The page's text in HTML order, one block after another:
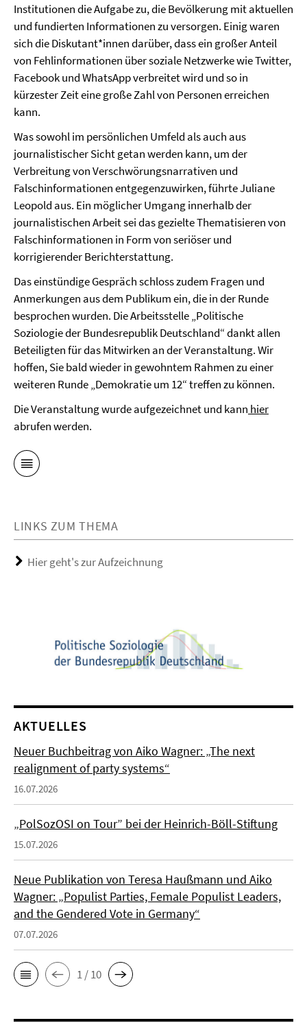
Institutionen die Aufgabe zu, die Bevölkerung mit aktuellen
und fundierten Informationen zu versorgen. Einig waren
sich die Diskutant*innen darüber, dass ein großer Anteil
von Fehlinformationen über soziale Netzwerke wie Twitter,
Facebook und WhatsApp verbreitet wird und so in
kürzester Zeit eine große Zahl von Personen erreichen
kann.
Was sowohl im persönlichen Umfeld als auch aus
journalistischer Sicht getan werden kann, um der
Verbreitung von Verschwörungsnarrativen und
Falschinformationen entgegenzuwirken, führte Juliane
Leopold aus. Ein möglicher Umgang innerhalb der
journalistischen Arbeit sei das gezielte Thematisieren von
Falschinformationen in Form von seriöser und
korrigierender Berichterstattung.
Das einstündige Gespräch schloss zudem Fragen und
Anmerkungen aus dem Publikum ein, die in der Runde
besprochen wurden. Die Arbeitsstelle „Politische
Soziologie der Bundesrepublik Deutschland“ dankt allen
Beteiligten für das Mitwirken an der Veranstaltung. Wir
hoffen, Sie bald wieder in gewohntem Rahmen zu einer
weiteren Runde „Demokratie um 12“ treffen zu können.
Die Veranstaltung wurde aufgezeichnet und kann hier
abrufen werden.
LINKS ZUM THEMA
Hier geht's zur Aufzeichnung
AKTUELLES
Neuer Buchbeitrag von Aiko Wagner: „The next
realignment of party systems“
16.07.2026
„PolSozOSI on Tour” bei der Heinrich-Böll-Stiftung
15.07.2026
Neue Publikation von Teresa Haußmann und Aiko
Wagner: „Populist Parties, Female Populist Leaders,
and the Gendered Vote in Germany“
07.07.2026
1 / 10